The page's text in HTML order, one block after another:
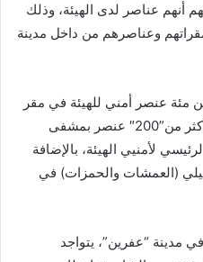
أنهم عناصر لدى الهيئة، وذلك
وعناصرهم من داخل مدينة
مئة عنصر أمني للهيئة في مقر
ما تسمى “رد الحقوق المظالم” وأكثر من”200″ عنصر بمشفى
لأمنيي الهيئة، بالإضافة
(العمشات والحمزات) في
مدينة “عفرين”، يتواجد